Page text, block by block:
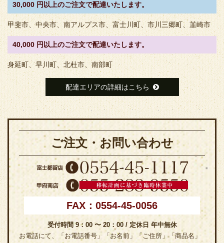
30,000 円以上のご注文で配達いたします。
甲斐市、中央市、南アルプス市、富士川町、市川三郷町、韮崎市
40,000 円以上のご注文で配達いたします。
身延町、早川町、北杜市、南部町
配達エリアの詳細はこちら
ご注文・お問い合わせ
FAX：0554-45-0056
受付時間 9：00 〜 20：00 / 定休日 年中無休
お電話にて、「お電話番号」「お名前」「ご住所」「商品名」